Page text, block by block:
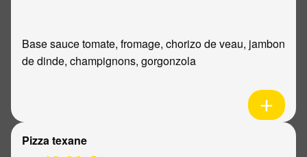
Base sauce tomate, fromage, chorizo de veau, jambon
de dinde, champignons, gorgonzola
Pizza texane